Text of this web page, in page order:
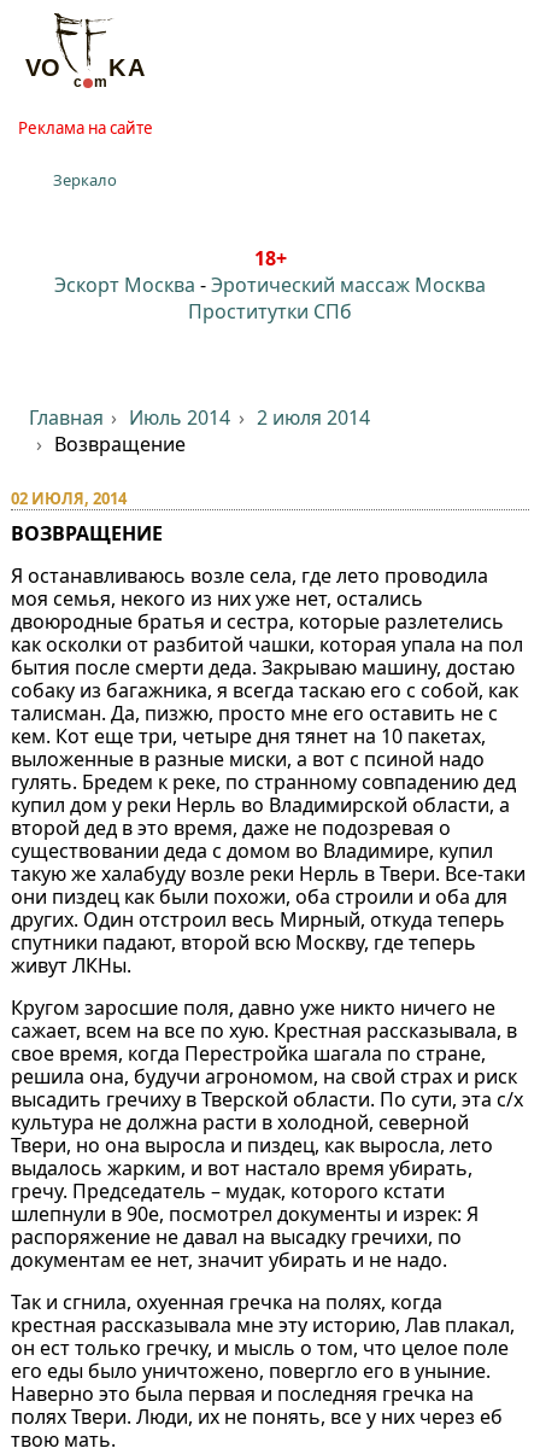
Реклама на сайте
Зеркало
18+
Эскорт Москва -Эротический массаж Москва
Проститутки СПб
Главная Июль 2014
2 июля 2014
Возвращение
02 ИЮЛЯ, 2014
ВОЗВРАЩЕНИЕ
Я останавливаюсь возле села, где лето проводила
моя семья, некого из них уже нет, остались
двоюродные братья и сестра, которые разлетелись
как осколки от разбитой чашки, которая упала на пол
бытия после смерти деда. Закрываю машину, достаю
собаку из багажника, я всегда таскаю его с собой, как
талисман. Да, пизжю, просто мне его оставить не с
кем. Кот еще три, четыре дня тянет на 10 пакетах,
выложенные в разные миски, а вот с псиной надо
гулять. Бредем к реке, по странному совпадению дед
купил дом у реки Нерль во Владимирской области, а
второй дед в это время, даже не подозревая о
существовании деда с домом во Владимире, купил
такую же халабуду возле реки Нерль в Твери. Все-таки
они пиздец как были похожи, оба строили и оба для
других. Один отстроил весь Мирный, откуда теперь
спутники падают, второй всю Москву, где теперь
живут ЛКНы.
Кругом заросшие поля, давно уже никто ничего не
сажает, всем на все по хую. Крестная рассказывала, в
свое время, когда Перестройка шагала по стране,
решила она, будучи агрономом, на свой страх и риск
высадить гречиху в Тверской области. По сути, эта с/х
культура не должна расти в холодной, северной
Твери, но она выросла и пиздец, как выросла, лето
выдалось жарким, и вот настало время убирать,
гречу. Председатель – мудак, которого кстати
шлепнули в 90е, посмотрел документы и изрек: Я
распоряжение не давал на высадку гречихи, по
документам ее нет, значит убирать и не надо.
Так и сгнила, охуенная гречка на полях, когда
крестная рассказывала мне эту историю, Лав плакал,
он ест только гречку, и мысль о том, что целое поле
его еды было уничтожено, повергло его в уныние.
Наверно это была первая и последняя гречка на
полях Твери. Люди, их не понять, все у них через еб
твою мать.